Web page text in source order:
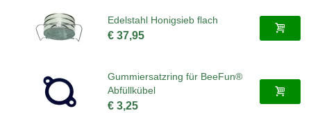
Edelstahl Honigsieb flach
€ 37,95
Gummiersatzring für BeeFun®
Abfüllkübel
€ 3,25